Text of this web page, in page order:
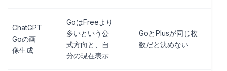
ChatGPT
Goの画
像生成
GoはFreeより
多いという公
式方向と、自
分の現在表示
GoとPlusが同じ枚
数だと決めない